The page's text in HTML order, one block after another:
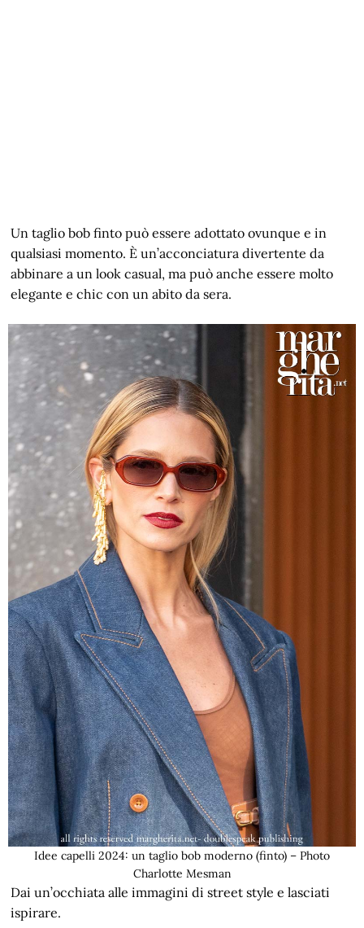
Un taglio bob finto può essere adottato ovunque e in
qualsiasi momento. È un’acconciatura divertente da
abbinare a un look casual, ma può anche essere molto
elegante e chic con un abito da sera.
Idee capelli 2024: un taglio bob moderno (finto) – Photo
Charlotte Mesman
Dai un’occhiata alle immagini di street style e lasciati
ispirare.